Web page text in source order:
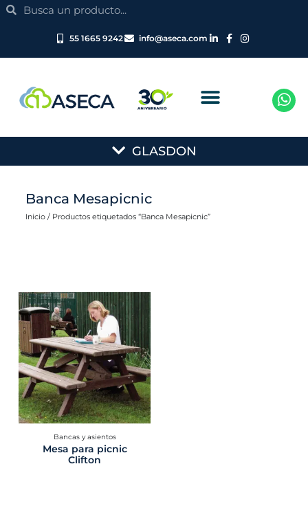
SearchSearch
55 1665 9242 info@aseca.com
Main
Menu
GLASDON
Banca Mesapicnic
Inicio / Productos etiquetados “Banca Mesapicnic”
Bancas y asientos
Mesa para picnic
Clifton